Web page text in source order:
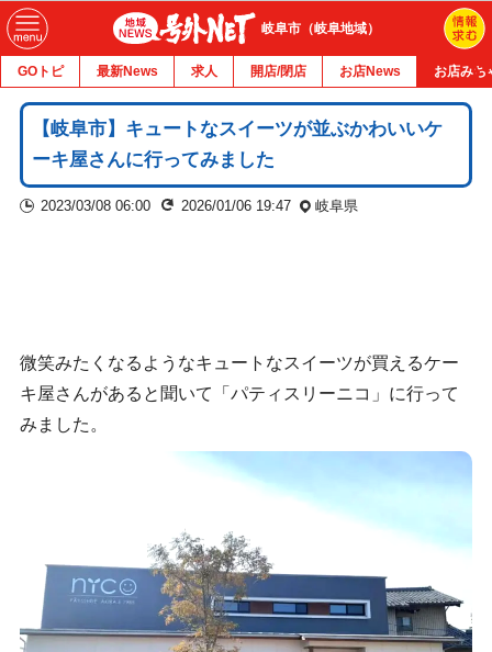
岐阜市（岐阜地域）
GOトピ 最新News 求人 開店/閉店 お店News お店みち
【岐阜市】キュートなスイーツが並ぶかわいいケ
ーキ屋さんに行ってみました
2023/03/08 06:00 2026/01/06 19:47 岐阜県
微笑みたくなるようなキュートなスイーツが買えるケー
キ屋さんがあると聞いて「パティスリーニコ」に行って
みました。